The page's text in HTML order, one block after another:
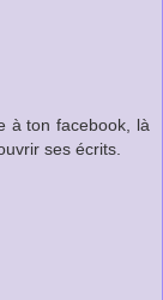
à ton facebook, là
ses écrits.